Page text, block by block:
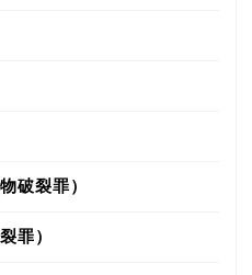
破裂罪）
罪）